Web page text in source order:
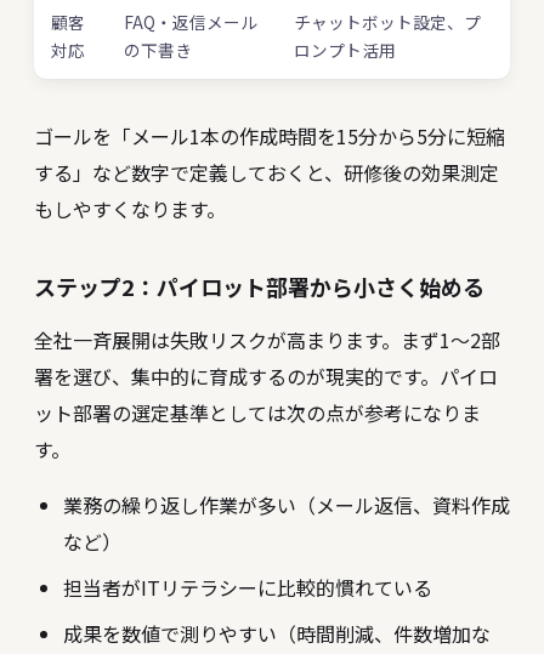
顧客
対応
FAQ・返信メール
の下書き
チャットボット設定、プ
ロンプト活用
ゴールを「メール1本の作成時間を15分から5分に短縮
する」など数字で定義しておくと、研修後の効果測定
もしやすくなります。
ステップ2：パイロット部署から小さく始める
全社一斉展開は失敗リスクが高まります。まず1〜2部
署を選び、集中的に育成するのが現実的です。パイロ
ット部署の選定基準としては次の点が参考になりま
す。
業務の繰り返し作業が多い（メール返信、資料作成
など）
担当者がITリテラシーに比較的慣れている
成果を数値で測りやすい（時間削減、件数増加な